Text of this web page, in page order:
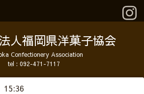
人福岡県洋菓子協会
Confectionery Association
tel : 092-471-7117
15:36